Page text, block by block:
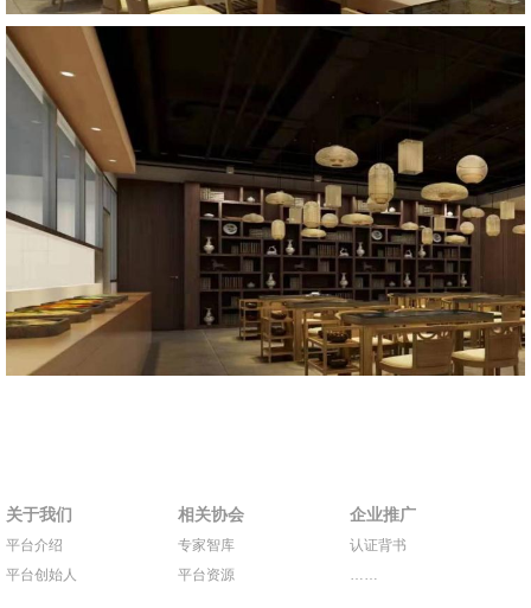
关于我们
平台介绍
平台创始人
相关协会
专家智库
平台资源
企业推广
认证背书